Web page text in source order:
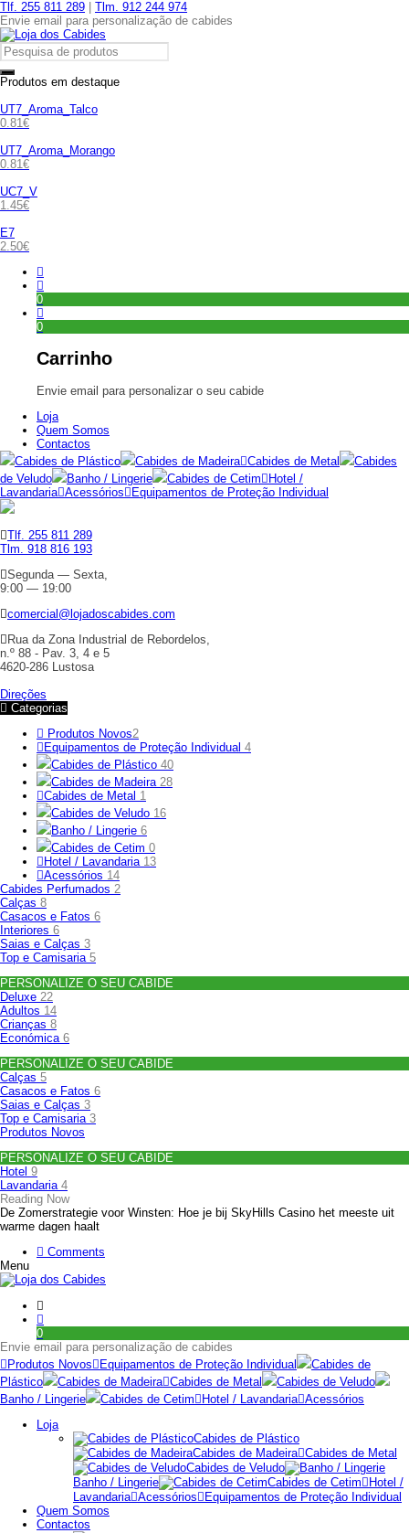
Tlf. 255 811 289
Tlm. 912 244 974
Envie email para personalização de cabides
Produtos em destaque
UT7_Aroma_Talco
0.81€
UT7_Aroma_Morango
0.81€
UC7_V
1.45€
E7
2.50€
0
0
Carrinho
Envie email para personalizar o seu cabide
Loja
Quem Somos
Contactos
Cabides de Plástico
Cabides de Madeira Cabides de Metal
Cabides
de Veludo
Banho / Lingerie Cabides de Cetim
Hotel /
Lavandaria Acessórios Equipamentos de Proteção Individual
Tlf. 255 811 289
Tlm. 918 816 193
Segunda — Sexta,
9:00 — 19:00
comercial@lojadoscabides.com
Rua da Zona Industrial de Rebordelos,
n.º 88 - Pav. 3, 4 e 5
4620-286 Lustosa
Direções
Categorias
Produtos Novos2
Equipamentos de Proteção Individual 4
Cabides de Plástico 40
Cabides de Madeira 28
Cabides de Metal 1
Cabides de Veludo 16
Banho / Lingerie 6
Cabides de Cetim 0
Hotel / Lavandaria 13
Acessórios 14
Cabides Perfumados 2
Calças 8
Casacos e Fatos 6
Interiores 6
Saias e Calças 3
Top e Camisaria 5
PERSONALIZE O SEU CABIDE
Deluxe 22
Adultos 14
Crianças 8
Económica 6
PERSONALIZE O SEU CABIDE
Calças 5
Casacos e Fatos 6
Saias e Calças 3
Top e Camisaria 3
Produtos Novos
PERSONALIZE O SEU CABIDE
Hotel 9
Lavandaria 4
Reading Now
De Zomerstrategie voor Winsten: Hoe je bij SkyHills Casino het meeste uit
warme dagen haalt
Comments
Menu
0
Envie email para personalização de cabides
Produtos Novos
Equipamentos de Proteção Individual
Cabides de
Plástico
Cabides de Madeira Cabides de Metal
Cabides de Veludo
Banho / Lingerie
Cabides de Cetim Hotel / Lavandaria Acessórios
Loja
Cabides de Plástico
Cabides de Madeira Cabides de Metal
Cabides de Veludo
Banho / Lingerie
Cabides de Cetim
Hotel /
Lavandaria Acessórios
Equipamentos de Proteção Individual
Quem Somos
Contactos